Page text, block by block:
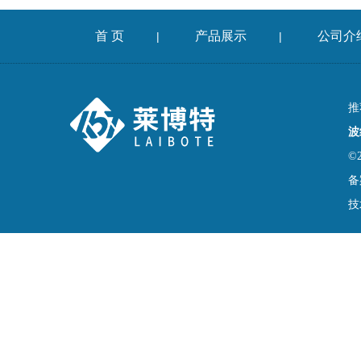
首 页 | 产品展示 | 公司介
备